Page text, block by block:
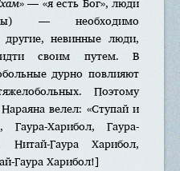
— необходимо
невинные люди,
идти своим путем. В
дурно повлияют
Поэтому
велел: «Ступай и
Гаура-Харибол, Гаура-
Нитай-Гаура Харибол,
Гаура Харибол!]